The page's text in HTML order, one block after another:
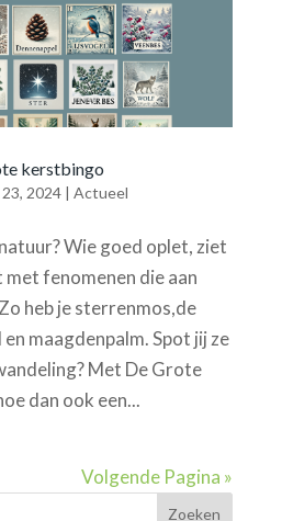
kerstbingo
2024| Actueel
Wie goed oplet, ziet
fenomenen die aan
heb je sterrenmos,de
maagdenpalm. Spot jij ze
Met De Grote
dan ook een...
Volgende Pagina »
Zoeken